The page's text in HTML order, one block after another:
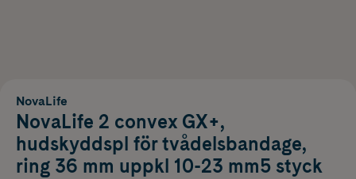
NovaLife
NovaLife 2 convex GX+,
hudskyddspl för tvådelsbandage,
ring 36 mm uppkl 10-23 mm5 styck